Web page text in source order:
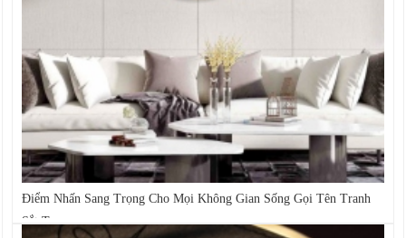
Điểm Nhấn Sang Trọng Cho Mọi Không Gian Sống Gọi Tên Tranh
Sắt Treo...